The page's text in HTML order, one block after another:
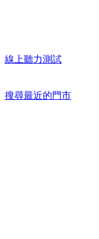
線上聽力測試
搜尋最近的門市